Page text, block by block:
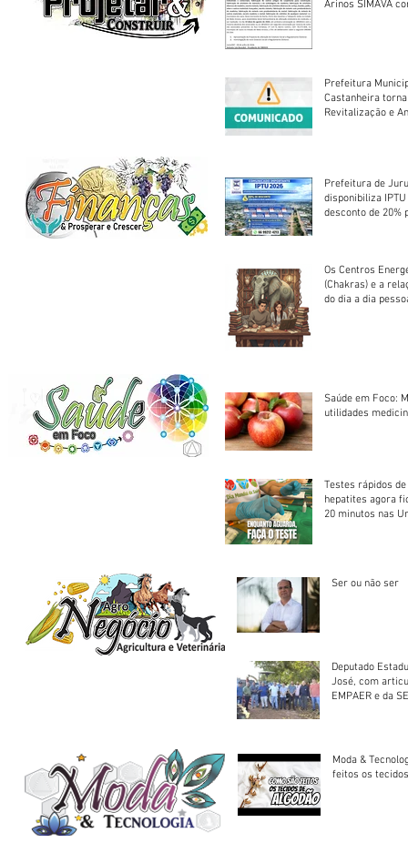
Arinos SIMAVA convoca à
Prefeitura
Castanheira
Revitalização e
Prefeitura de
disponibiliza
desconto de 20%
Os Centros
(Chakras) e a
do dia a dia
Saúde em Foco:
utilidades
Testes rápidos
hepatites agora
20 minutos nas
Ser ou não ser
Deputado
José, com
EMPAER e da
Moda &
feitos os